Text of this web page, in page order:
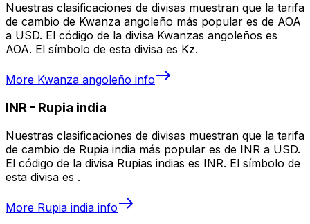
Nuestras clasificaciones de divisas muestran que la tarifa
de cambio de Kwanza angoleño más popular es de AOA
a USD. El código de la divisa Kwanzas angoleños es
AOA. El símbolo de esta divisa es Kz.
More Kwanza angoleño info
INR - Rupia india
Nuestras clasificaciones de divisas muestran que la tarifa
de cambio de Rupia india más popular es de INR a USD.
El código de la divisa Rupias indias es INR. El símbolo de
esta divisa es ₹.
More Rupia india info